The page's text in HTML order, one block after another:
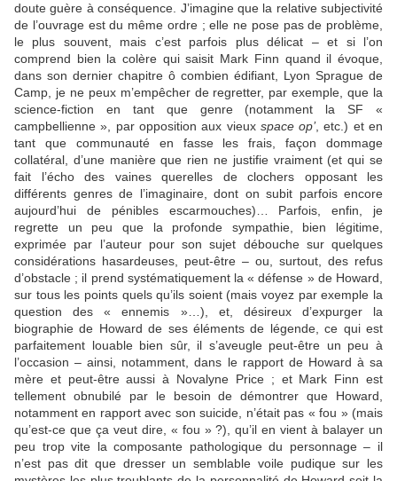
doute guère à conséquence. J’imagine que la relative subjectivité
de l’ouvrage est du même ordre ; elle ne pose pas de problème,
le plus souvent, mais c’est parfois plus délicat – et si l’on
comprend bien la colère qui saisit Mark Finn quand il évoque,
dans son dernier chapitre ô combien édifiant, Lyon Sprague de
Camp, je ne peux m’empêcher de regretter, par exemple, que la
science-fiction en tant que genre (notamment la SF «
campbellienne », par opposition aux vieux space op’, etc.) et en
tant que communauté en fasse les frais, façon dommage
collatéral, d’une manière que rien ne justifie vraiment (et qui se
fait l’écho des vaines querelles de clochers opposant les
différents genres de l’imaginaire, dont on subit parfois encore
aujourd’hui de pénibles escarmouches)… Parfois, enfin, je
regrette un peu que la profonde sympathie, bien légitime,
exprimée par l’auteur pour son sujet débouche sur quelques
considérations hasardeuses, peut-être – ou, surtout, des refus
d’obstacle ; il prend systématiquement la « défense » de Howard,
sur tous les points quels qu’ils soient (mais voyez par exemple la
question des « ennemis »…), et, désireux d’expurger la
biographie de Howard de ses éléments de légende, ce qui est
parfaitement louable bien sûr, il s’aveugle peut-être un peu à
l’occasion – ainsi, notamment, dans le rapport de Howard à sa
mère et peut-être aussi à Novalyne Price ; et Mark Finn est
tellement obnubilé par le besoin de démontrer que Howard,
notamment en rapport avec son suicide, n’était pas « fou » (mais
qu’est-ce que ça veut dire, « fou » ?), qu’il en vient à balayer un
peu trop vite la composante pathologique du personnage – il
n’est pas dit que dresser un semblable voile pudique sur les